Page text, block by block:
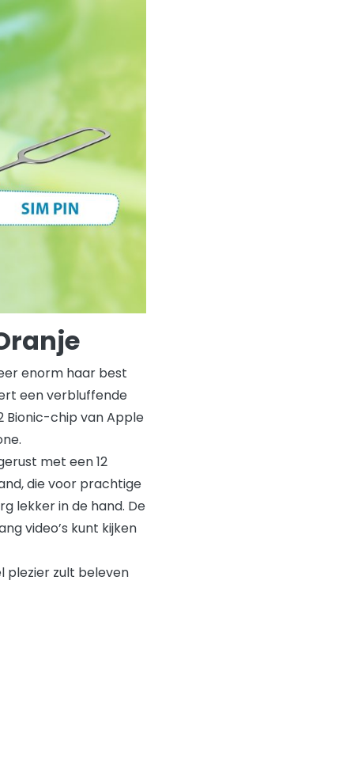
enorm haar best
een verbluffende
Bionic-chip van Apple
met een 12
die voor prachtige
lekker in de hand. De
video’s kunt kijken
plezier zult beleven